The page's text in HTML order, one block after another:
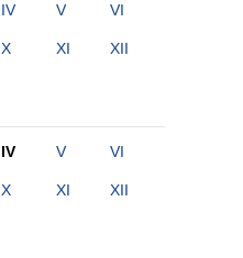
IV V VI
X XI XII
IV V VI
X XI XII